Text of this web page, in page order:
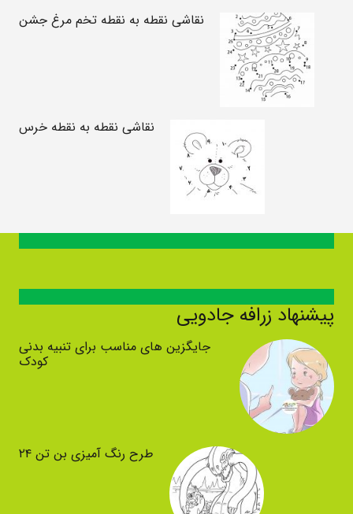
نقاشی نقطه به نقطه تخم مرغ جشن
نقاشی نقطه به نقطه خرس
پیشنهاد زرافه جادویی
جایگزین های مناسب برای تنبیه بدنی
کودک
طرح رنگ آمیزی بن تن ۲۴